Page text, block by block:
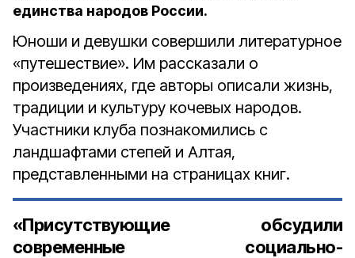
единства народов России.
Юноши и девушки совершили литературное
«путешествие». Им рассказали о
произведениях, где авторы описали жизнь,
традиции и культуру кочевых народов.
Участники клуба познакомились с
ландшафтами степей и Алтая,
представленными на страницах книг.
«Присутствующие обсудили
современные социально-